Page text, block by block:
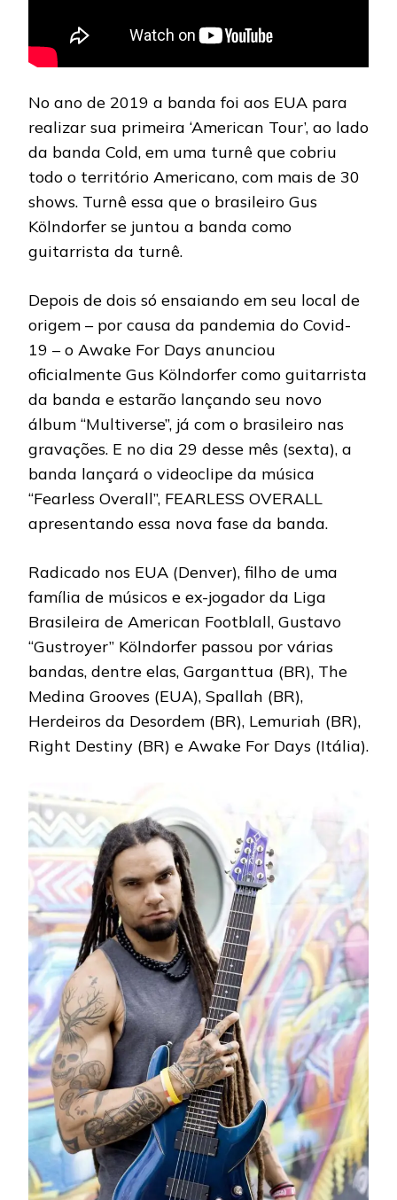
No ano de 2019 a banda foi aos EUA para
realizar sua primeira ‘American Tour’, ao lado
da banda Cold, em uma turnê que cobriu
todo o território Americano, com mais de 30
shows. Turnê essa que o brasileiro Gus
Kölndorfer se juntou a banda como
guitarrista da turnê.
Depois de dois só ensaiando em seu local de
origem – por causa da pandemia do Covid-
19 – o Awake For Days anunciou
oficialmente Gus Kölndorfer como guitarrista
da banda e estarão lançando seu novo
álbum “Multiverse”, já com o brasileiro nas
gravações. E no dia 29 desse mês (sexta), a
banda lançará o videoclipe da música
“Fearless Overall”, FEARLESS OVERALL
apresentando essa nova fase da banda.
Radicado nos EUA (Denver), filho de uma
família de músicos e ex-jogador da Liga
Brasileira de American Footblall, Gustavo
“Gustroyer” Kölndorfer passou por várias
bandas, dentre elas, Garganttua (BR), The
Medina Grooves (EUA), Spallah (BR),
Herdeiros da Desordem (BR), Lemuriah (BR),
Right Destiny (BR) e Awake For Days (Itália).